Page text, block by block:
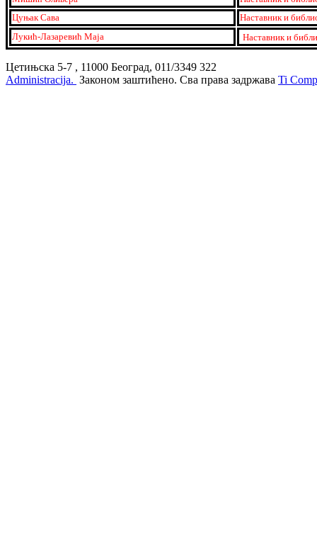
Цуњак Сава
Наставник и
Лукић-Лазаревић Маја
Наставник и
Цетињска 5-7 , 11000 Београд, 011/3349 322
Administracija. Законом заштићено. Сва права задржава Ti